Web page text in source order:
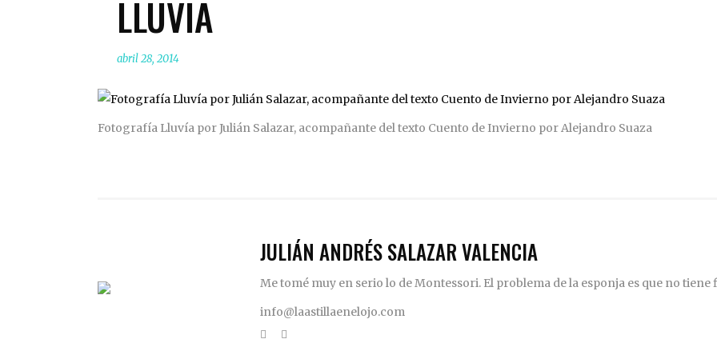
LLUVIA
abril 28, 2014
Fotografía Lluvía por Julián Salazar, acompañante del texto Cuento de Invierno por Alejandro Suaza
JULIÁN ANDRÉS SALAZAR VALENCIA
Me tomé muy en serio lo de Montessori. El problema de la esponja es que no tiene
info@laastillaenelojo.com